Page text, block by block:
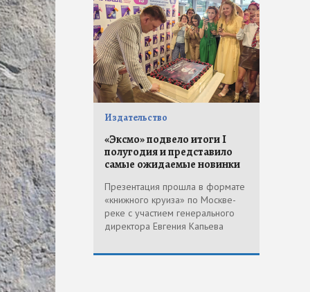
Издательство
«Эксмо» подвело итоги I
полугодия и представило
самые ожидаемые новинки
Презентация прошла в формате
«книжного круиза» по Москве-
реке с участием генерального
директора Евгения Капьева